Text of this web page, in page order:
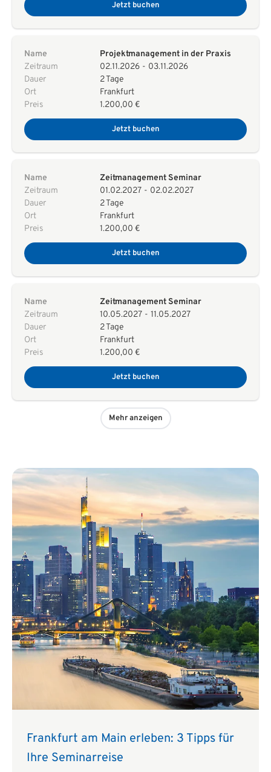
Jetzt buchen
Name
Projektmanagement in der Praxis
Zeitraum
02.11.2026 - 03.11.2026
Dauer
2 Tage
Ort
Frankfurt
Preis
1.200,00 €
Jetzt buchen
Name
Zeitmanagement Seminar
Zeitraum
01.02.2027 - 02.02.2027
Dauer
2 Tage
Ort
Frankfurt
Preis
1.200,00 €
Jetzt buchen
Name
Zeitmanagement Seminar
Zeitraum
10.05.2027 - 11.05.2027
Dauer
2 Tage
Ort
Frankfurt
Preis
1.200,00 €
Jetzt buchen
Mehr anzeigen
Frankfurt am Main erleben: 3 Tipps für
Ihre Seminarreise